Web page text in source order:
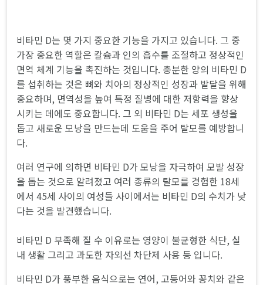
비타민 D는 몇 가지 중요한 기능을 가지고 있습니다. 그 중
가장 중요한 역할은 칼슘과 인의 흡수를 조절하고 정상적인
면역 체계 기능을 촉진하는 것입니다. 충분한 양의 비타민 D
를 섭취하는 것은 뼈와 치아의 정상적인 성장과 발달을 위해
중요하며, 면역성을 높여 특정 질병에 대한 저항력을 향상
시키는 데에도 중요합니다. 그 외 비타민 D는 세포 생성을
돕고 새로운 모낭을 만드는데 도움을 주어 탈모를 예방합니
다.
여러 연구에 의하면 비타민 D가 모낭을 자극하여 모발 성장
을 돕는 것으로 알려졌고 여러 종류의 탈모를 경험한 18세
에서 45세 사이의 여성들 사이에서는 비타민 D의 수치가 낮
다는 것을 발견했습니다.
비타민 D 부족해 질 수 이유로는 영양이 불균형한 식단, 실
내 생활 그리고 과도한 자외선 차단제 사용 등 입니다.
비타민 D가 풍부한 음식으로는 연어, 고등어와 꽁치와 같은